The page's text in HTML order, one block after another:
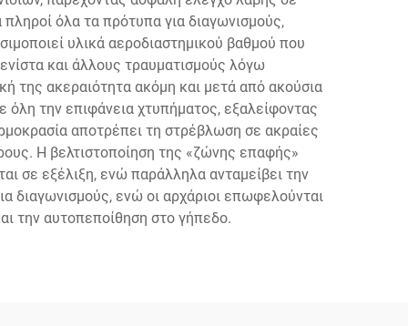
όλα τα πρότυπα για διαγωνισμούς,
υλικά αεροδιαστημικού βαθμού που
και άλλους τραυματισμούς λόγω
της ακεραιότητα ακόμη και μετά από ακούσια
την επιφάνεια χτυπήματος, εξαλείφοντας
αποτρέπει τη στρέβλωση σε ακραίες
Η βελτιστοποίηση της «ζώνης επαφής»
σε εξέλιξη, ενώ παράλληλα ανταμείβει την
διαγωνισμούς, ενώ οι αρχάριοι επωφελούνται
την αυτοπεποίθηση στο γήπεδο.